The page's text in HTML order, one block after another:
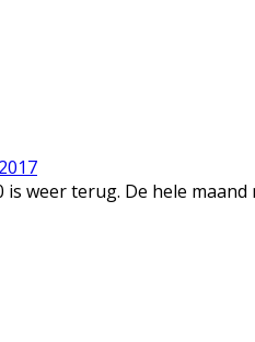
weer terug. De hele